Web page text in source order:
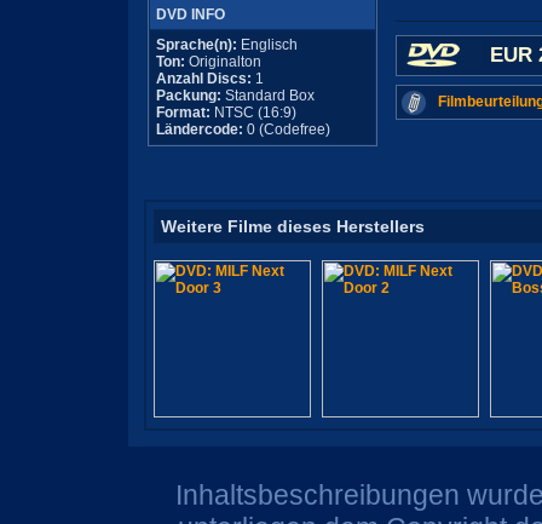
DVD INFO
Sprache(n): Englisch
Ton: Originalton
Anzahl Discs: 1
Packung: Standard Box
Format: NTSC (16:9)
Ländercode: 0 (Codefree)
EUR
Weitere Filme dieses Herstellers
Inhaltsbeschreibungen